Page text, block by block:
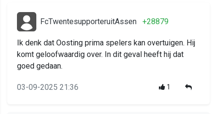
FcTwentesupporteruitAssen +28879
Ik denk dat Oosting prima spelers kan overtuigen. Hij
komt geloofwaardig over. In dit geval heeft hij dat
goed gedaan.
03-09-2025 21:36 1